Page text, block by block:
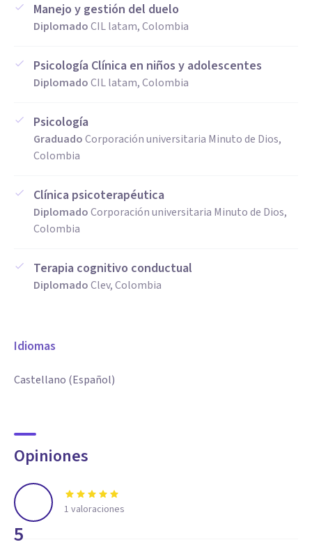
Manejo y gestión del duelo
DiplomadoCIL latam, Colombia
Psicología Clínica en niños y adolescentes
DiplomadoCIL latam, Colombia
Psicología
GraduadoCorporación universitaria Minuto de Dios,
Colombia
Clínica psicoterapéutica
DiplomadoCorporación universitaria Minuto de Dios,
Colombia
Terapia cognitivo conductual
DiplomadoClev, Colombia
Idiomas
Castellano (Español)
Opiniones
5
1 valoraciones